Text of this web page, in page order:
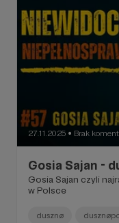
27.11.2025 ● Brak
Gosia Sajan -
Gosia Sajan czyli
w Polsce
dusznø